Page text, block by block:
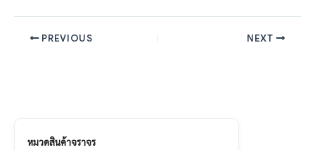
หมวดสินค้าจราจร
PREVIOUS NEXT